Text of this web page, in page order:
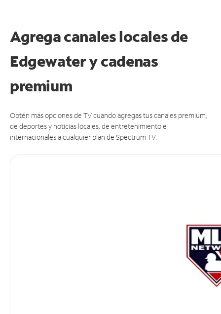
Agrega canales locales de
Edgewater y cadenas
premium
Obtén más opciones de TV cuando agregas tus canales premium,
de deportes y noticias locales, de entretenimiento e
internacionales a cualquier plan de Spectrum TV.